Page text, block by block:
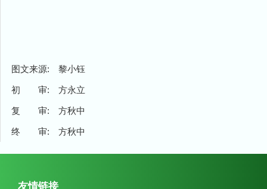
图文来源: 黎小钰
初 审: 方永立
复 审: 方秋中
终 审: 方秋中
友情链接